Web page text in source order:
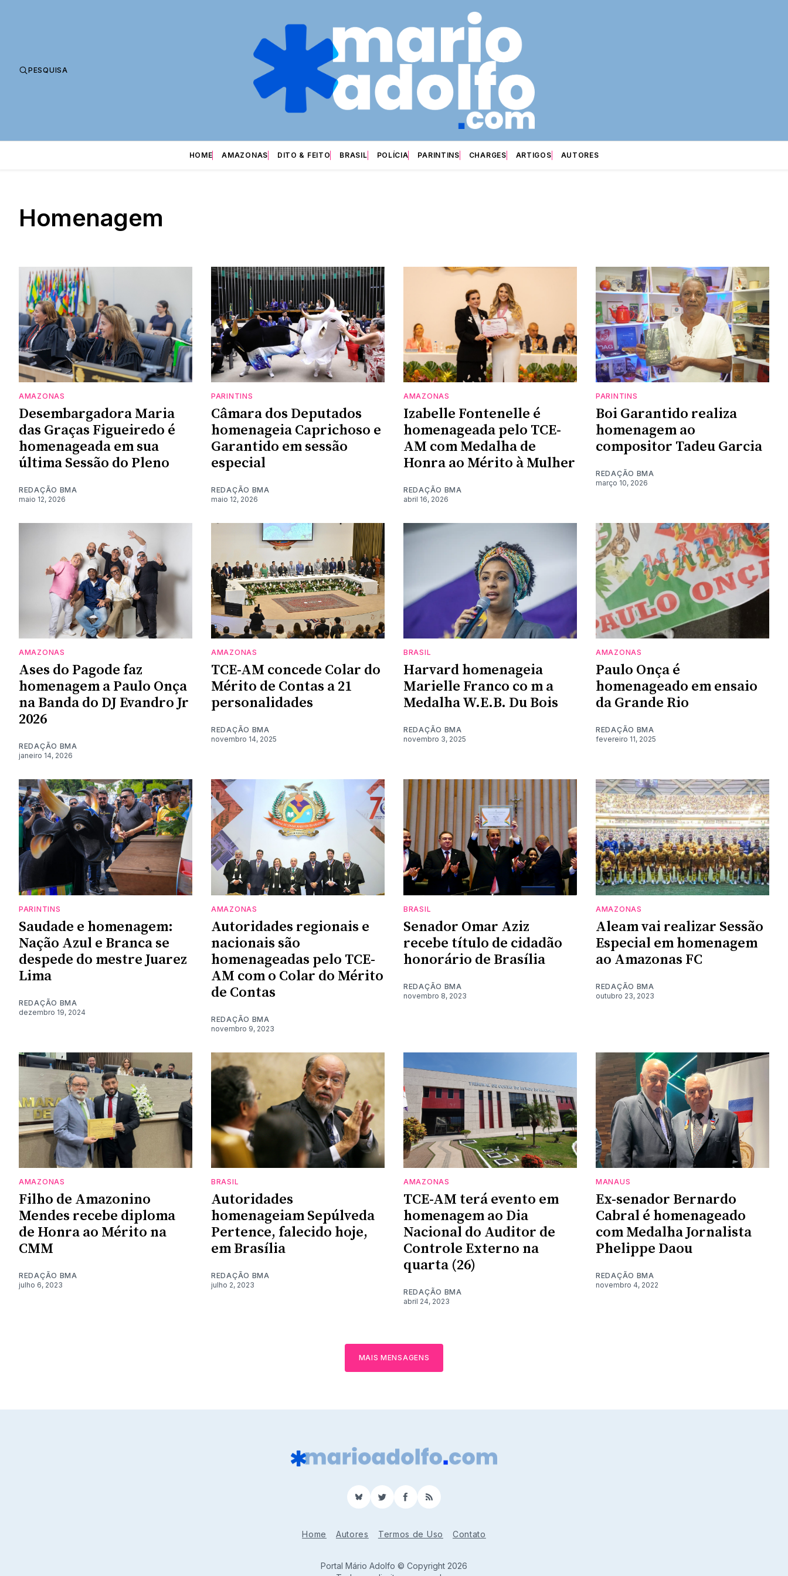
PESQUISA
HOME AMAZONAS DITO & FEITO BRASIL POLÍCIA PARINTINS CHARGES ARTIGOS AUTORES
Homenagem
AMAZONAS
Desembargadora Maria
das Graças Figueiredo é
homenageada em sua
última Sessão do Pleno
REDAÇÃO BMA
maio 12, 2026
PARINTINS
Câmara dos Deputados
homenageia Caprichoso e
Garantido em sessão
especial
REDAÇÃO BMA
maio 12, 2026
AMAZONAS
Izabelle Fontenelle é
homenageada pelo TCE-
AM com Medalha de
Honra ao Mérito à Mulher
REDAÇÃO BMA
abril 16, 2026
PARINTINS
Boi Garantido realiza
homenagem ao
compositor Tadeu Garcia
REDAÇÃO BMA
março 10, 2026
AMAZONAS
Ases do Pagode faz
homenagem a Paulo Onça
na Banda do DJ Evandro Jr
2026
REDAÇÃO BMA
janeiro 14, 2026
AMAZONAS
TCE-AM concede Colar do
Mérito de Contas a 21
personalidades
REDAÇÃO BMA
novembro 14, 2025
BRASIL
Harvard homenageia
Marielle Franco co m a
Medalha W.E.B. Du Bois
REDAÇÃO BMA
novembro 3, 2025
AMAZONAS
Paulo Onça é
homenageado em ensaio
da Grande Rio
REDAÇÃO BMA
fevereiro 11, 2025
PARINTINS
Saudade e homenagem:
Nação Azul e Branca se
despede do mestre Juarez
Lima
REDAÇÃO BMA
dezembro 19, 2024
AMAZONAS
Autoridades regionais e
nacionais são
homenageadas pelo TCE-
AM com o Colar do Mérito
de Contas
REDAÇÃO BMA
novembro 9, 2023
BRASIL
Senador Omar Aziz
recebe título de cidadão
honorário de Brasília
REDAÇÃO BMA
novembro 8, 2023
AMAZONAS
Aleam vai realizar Sessão
Especial em homenagem
ao Amazonas FC
REDAÇÃO BMA
outubro 23, 2023
AMAZONAS
Filho de Amazonino
Mendes recebe diploma
de Honra ao Mérito na
CMM
REDAÇÃO BMA
julho 6, 2023
BRASIL
Autoridades
homenageiam Sepúlveda
Pertence, falecido hoje,
em Brasília
REDAÇÃO BMA
julho 2, 2023
AMAZONAS
TCE-AM terá evento em
homenagem ao Dia
Nacional do Auditor de
Controle Externo na
quarta (26)
REDAÇÃO BMA
abril 24, 2023
MANAUS
Ex-senador Bernardo
Cabral é homenageado
com Medalha Jornalista
Phelippe Daou
REDAÇÃO BMA
novembro 4, 2022
MAIS MENSAGENS
BlueSkyTwitterFacebook
RSS
Home Autores Termos de Uso Contato
Portal Mário Adolfo © Copyright 2026